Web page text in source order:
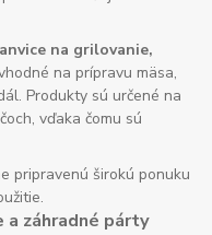
na grilovanie,
na prípravu mäsa,
Produkty sú určené na
vďaka čomu sú
pripravenú širokú ponuku
záhradné párty